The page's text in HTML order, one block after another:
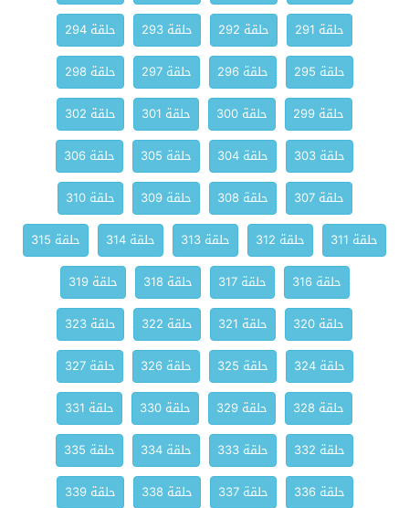
حلقة 291
حلقة 292 حلقة 293
حلقة 294
حلقة 295
حلقة 296 حلقة 297
حلقة 298
حلقة 299
حلقة 300 حلقة 301
حلقة 302
حلقة 303
حلقة 304 حلقة 305
حلقة 306
حلقة 307
حلقة 308 حلقة 309
حلقة 310
حلقة 311
حلقة 312 حلقة 313 حلقة 314
حلقة 315
حلقة 316
حلقة 317 حلقة 318
حلقة 319
حلقة 320
حلقة 321 حلقة 322
حلقة 323
حلقة 324
حلقة 325 حلقة 326
حلقة 327
حلقة 328
حلقة 329 حلقة 330
حلقة 331
حلقة 332
حلقة 333 حلقة 334
حلقة 335
حلقة 336
حلقة 337 حلقة 338
حلقة 339